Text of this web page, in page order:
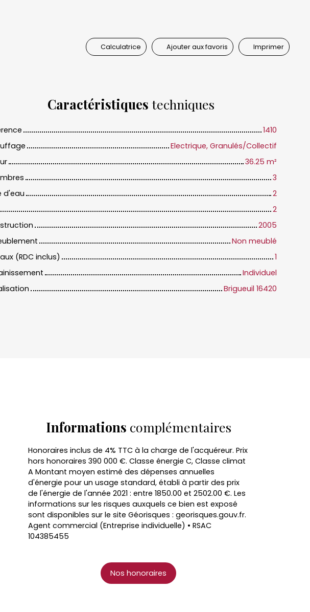
Calculatrice Ajouter aux favoris Imprimer
Caractéristiques techniques
1410
Electrique, Granulés/Collectif
36.25 m²
3
d'eau
2
2
2005
Non meublé
(RDC inclus)
1
Individuel
Brigueuil 16420
Informations complémentaires
Honoraires inclus de 4% TTC à la charge de l'acquéreur. Prix
hors honoraires 390 000 €. Classe énergie C, Classe climat
A Montant moyen estimé des dépenses annuelles
d'énergie pour un usage standard, établi à partir des prix
de l'énergie de l'année 2021 : entre 1850.00 et 2502.00 €. Les
informations sur les risques auxquels ce bien est exposé
sont disponibles sur le site Géorisques : georisques.gouv.fr.
Agent commercial (Entreprise individuelle) • RSAC
104385455
Nos honoraires